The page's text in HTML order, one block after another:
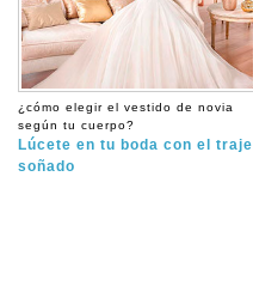
¿cómo elegir el vestido de novia
según tu cuerpo?
Lúcete en tu boda con el traje
soñado